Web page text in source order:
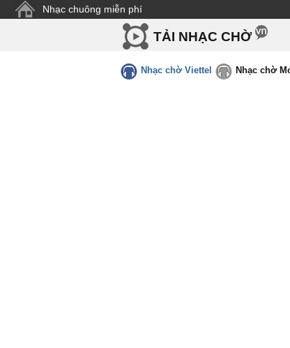
Nhạc chuông miễn phí
TẢI NHẠC CHỜ
Nhạc chờ Viettel Nhạc chờ